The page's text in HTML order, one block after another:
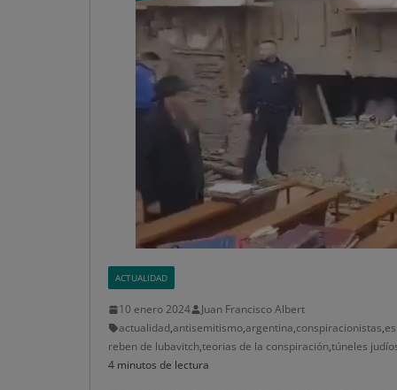
ACTUALIDAD
10 enero 2024
Juan Francisco Albert
actualidad,antisemitismo,argentina,conspiracionistas,
reben de lubavitch,teorias de la conspiración,túneles
4 minutos de lectura